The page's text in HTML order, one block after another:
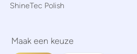
ShineTec Polish